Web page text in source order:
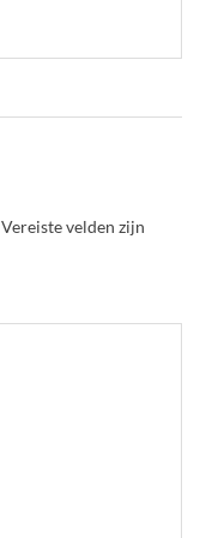
Vereiste velden zijn